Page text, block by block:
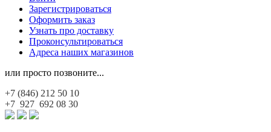
Зарегистрироваться
Оформить заказ
Узнать про доставку
Проконсультироваться
Адреса наших магазинов
или просто позвоните...
+7 (846) 212 50 10
+7 927 692 08 30